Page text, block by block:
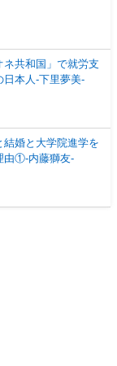
共和国」で就労支
日本人-下里夢美-
婚と大学院進学を
由①-内藤獅友-